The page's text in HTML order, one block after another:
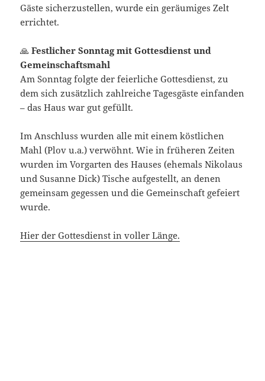
Gäste sicherzustellen, wurde ein geräumiges Zelt
errichtet.
🙏Festlicher Sonntag mit Gottesdienst und
Gemeinschaftsmahl
Am Sonntag folgte der feierliche Gottesdienst, zu
dem sich zusätzlich zahlreiche Tagesgäste einfanden
– das Haus war gut gefüllt.
Im Anschluss wurden alle mit einem köstlichen
Mahl (Plov u.a.) verwöhnt. Wie in früheren Zeiten
wurden im Vorgarten des Hauses (ehemals Nikolaus
und Susanne Dick) Tische aufgestellt, an denen
gemeinsam gegessen und die Gemeinschaft gefeiert
wurde.
Hier der Gottesdienst in voller Länge.